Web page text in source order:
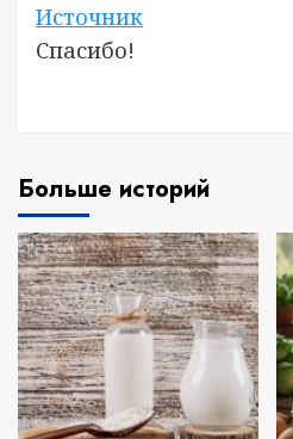
Источник
Спасибо!
Больше историй